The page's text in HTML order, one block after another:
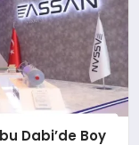
Dabi’de Boy